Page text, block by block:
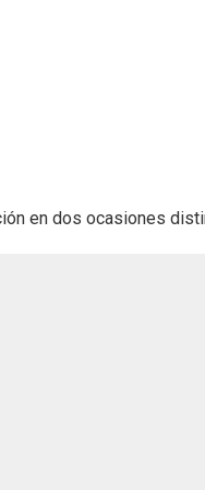
en dos ocasiones